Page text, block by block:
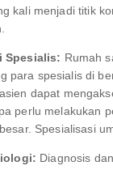
kali menjadi titik
Spesialis: Rumah
para spesialis di
dapat
perlu melakukan
Spesialisasi
Diagnosis